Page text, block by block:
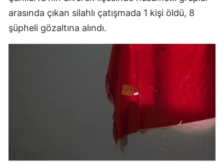
arasında çıkan silahlı çatışmada 1 kişi öldü, 8
şüpheli gözaltına alındı.